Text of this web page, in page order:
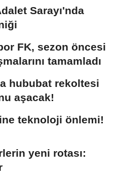
Sarayı'nda
FK, sezon öncesi
tamamladı
hububat rekoltesi
aşacak!
teknoloji önlemi!
yeni rotası: